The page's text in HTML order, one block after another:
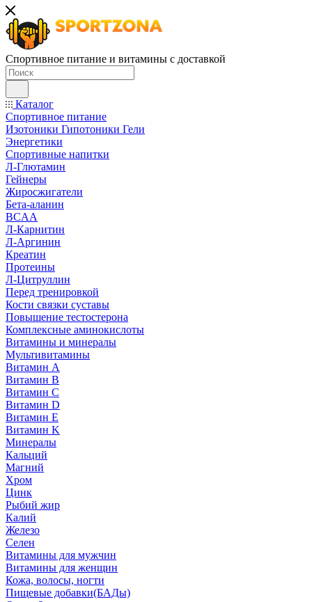
Спортивное питание и витамины с доставкой
Каталог
Спортивное питание
Изотоники Гипотоники Гели
Энергетики
Спортивные напитки
Л-Глютамин
Гейнеры
Жиросжигатели
Бета-аланин
BCAA
Л-Карнитин
Л-Аргинин
Креатин
Протеины
Л-Цитруллин
Перед тренировкой
Кости связки суставы
Повышение тестостерона
Комплексные аминокислоты
Витамины и минералы
Мультивитамины
Витамин A
Витамин B
Витамин C
Витамин D
Витамин E
Витамин K
Минералы
Кальций
Магний
Хром
Цинк
Рыбий жир
Калий
Железо
Селен
Витамины для мужчин
Витамины для женщин
Кожа, волосы, ногти
Пищевые добавки(БАДы)